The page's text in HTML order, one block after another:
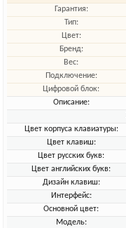
Гарантия:
Тип:
Цвет:
Бренд:
Вес:
Подключение:
Цифровой блок:
Описание:
Цвет корпуса клавиатуры:
Цвет клавиш:
Цвет русских букв:
Цвет английских букв:
Дизайн клавиш:
Интерфейс:
Основной цвет:
Модель: